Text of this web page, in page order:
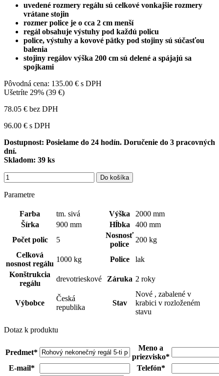
uvedené rozmery regálu sú celkové vonkajšie rozmery
vrátane stojin
rozmer police je o cca 2 cm menší
regál obsahuje výstuhy pod každú policu
police, výstuhy a kovové pätky pod stojiny sú súčasťou
balenia
stojiny regálov výška 200 cm sú delené a spájajú sa
spojkami
Pôvodná cena: 135.00 € s DPH
Ušetríte 29% (39 €)
78.05 € bez DPH
96.00 € s DPH
Dostupnost: Posielame do 24 hodín. Doručenie do 3 pracovných
dní.
Skladom: 39 ks
Do košíka
Parametre
Farba tm. sivá Výška
2000 mm
Šírka
900 mm Hĺbka
400 mm
Počet polic
5
Nosnosť
police
200 kg
Celková
nosnost regálu
1000 kg Police
lak
Konštrukcia
regálu
drevotrieskové Záruka 2 roky
Výbobce
Česká
republika
Stav
Nové , zabalené v
krabici v rozloženém
stavu
Dotaz k produktu
Predmet*
Meno a
priezvisko*
E-mail* Telefón*